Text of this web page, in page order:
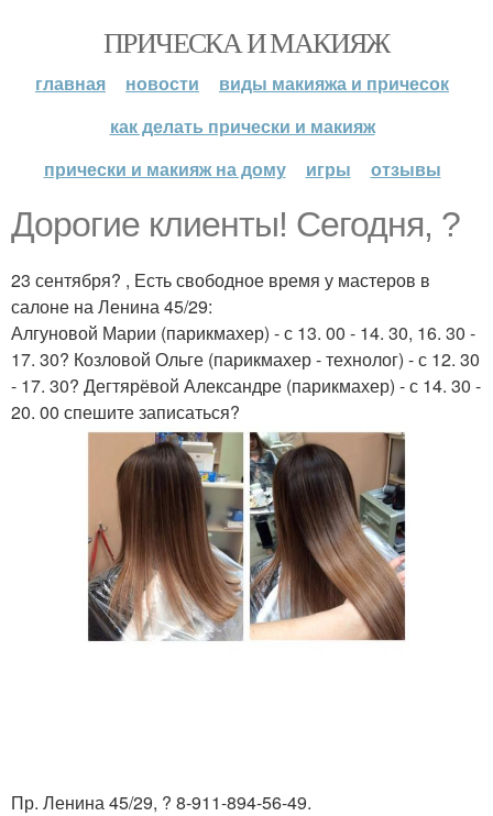
ПРИЧЕСКА И МАКИЯЖ
главная новости
виды макияжа и причесок
как делать прически и макияж
прически и макияж на дому
игры отзывы
Дорогие клиенты! Сегодня, ?
23 сентября? , Есть свободное время у мастеров в
салоне на Ленина 45/29:
Алгуновой Марии (парикмахер) - с 13. 00 - 14. 30, 16. 30 -
17. 30? Козловой Ольге (парикмахер - технолог) - с 12. 30
- 17. 30? Дегтярёвой Александре (парикмахер) - с 14. 30 -
20. 00 спешите записаться?
Пр. Ленина 45/29, ? 8-911-894-56-49.